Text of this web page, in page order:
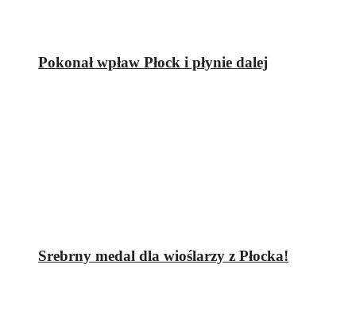
Pokonał wpław Płock i płynie dalej
Srebrny medal dla wioślarzy z Płocka!